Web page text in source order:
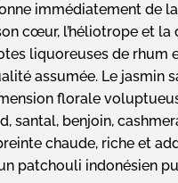
immédiatement de
cœur, l’héliotrope et la
liquoreuses de rhum
assumée. Le jasmin
florale
santal, benjoin,
chaude, riche et
patchouli indonésien